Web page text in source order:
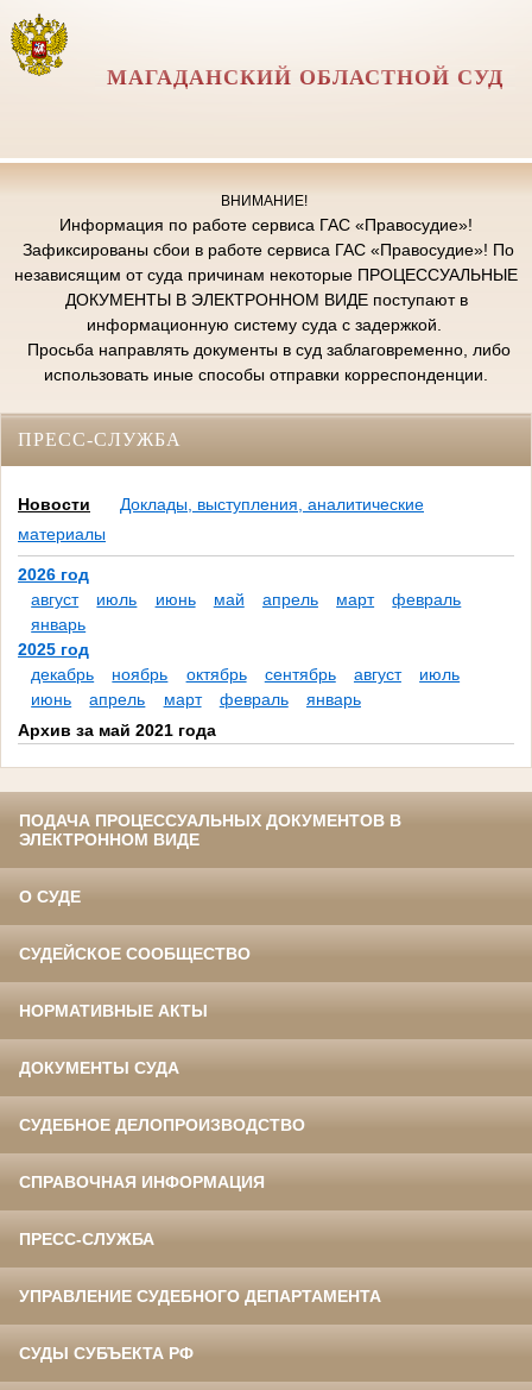
МАГАДАНСКИЙ ОБЛАСТНОЙ СУД
ВНИМАНИЕ!
Информация по работе сервиса ГАС «Правосудие»!
Зафиксированы сбои в работе сервиса ГАС «Правосудие»! По
независящим от суда причинам некоторые ПРОЦЕССУАЛЬНЫЕ
ДОКУМЕНТЫ В ЭЛЕКТРОННОМ ВИДЕ поступают в
информационную систему суда с задержкой.
Просьба направлять документы в суд заблаговременно, либо
использовать иные способы отправки корреспонденции.
ПРЕСС-СЛУЖБА
Новости
Доклады, выступления, аналитические
материалы
2026 год
август
июль июнь май апрель март
февраль
январь
2025 год
декабрь
ноябрь октябрь сентябрь август
июль
июнь
апрель март февраль
январь
Архив за май 2021 года
ПОДАЧА ПРОЦЕССУАЛЬНЫХ ДОКУМЕНТОВ В
ЭЛЕКТРОННОМ ВИДЕ
О СУДЕ
СУДЕЙСКОЕ СООБЩЕСТВО
НОРМАТИВНЫЕ АКТЫ
ДОКУМЕНТЫ СУДА
СУДЕБНОЕ ДЕЛОПРОИЗВОДСТВО
СПРАВОЧНАЯ ИНФОРМАЦИЯ
ПРЕСС-СЛУЖБА
УПРАВЛЕНИЕ СУДЕБНОГО ДЕПАРТАМЕНТА
СУДЫ СУБЪЕКТА РФ